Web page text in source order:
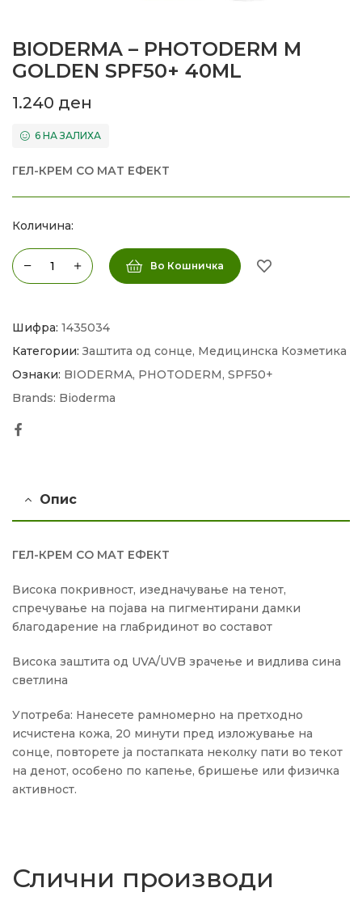
BIODERMA – PHOTODERM M
GOLDEN SPF50+ 40ML
1.240 ден
6 НА ЗАЛИХА
ГЕЛ-КРЕМ СО МАТ ЕФЕКТ
Количина:
Во Кошничка
Шифра: 1435034
Категории: Заштита од сонце, Медицинска Козметика
Ознаки: BIODERMA, PHOTODERM, SPF50+
Brands: Bioderma
Опис
ГЕЛ-КРЕМ СО МАТ ЕФЕКТ
Висока покривност, изедначување на тенот,
спречување на појава на пигментирани дамки
благодарение на глабридинот во составот
Висока заштита од UVA/UVB зрачење и видлива сина
светлина
Употреба: Нанесете рамномерно на претходно
исчистена кожа, 20 минути пред изложување на
сонце, повторете ја постапката неколку пати во текот
на денот, особено по капење, бришење или физичка
активност.
Слични производи